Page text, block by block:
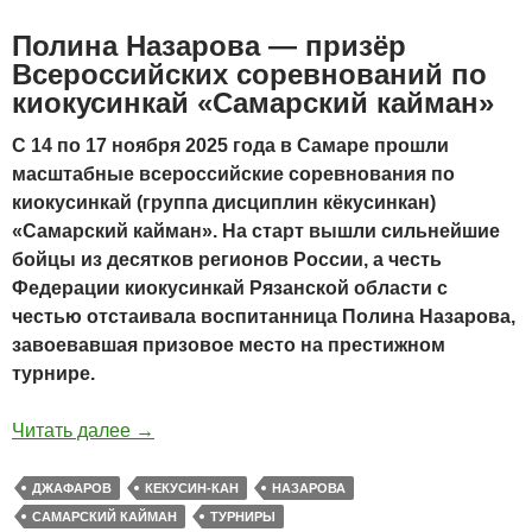
Полина Назарова — призёр
Всероссийских соревнований по
киокусинкай «Самарский кайман»
С 14 по 17 ноября 2025 года в Самаре прошли
масштабные всероссийские соревнования по
киокусинкай (группа дисциплин кёкусинкан)
«Самарский кайман». На старт вышли сильнейшие
бойцы из десятков регионов России, а честь
Федерации киокусинкай Рязанской области с
честью отстаивала воспитанница Полина Назарова,
завоевавшая призовое место на престижном
турнире.
Читать далее →
ДЖАФАРОВ КЕКУСИН-КАН
НАЗАРОВА
САМАРСКИЙ КАЙМАН
ТУРНИРЫ